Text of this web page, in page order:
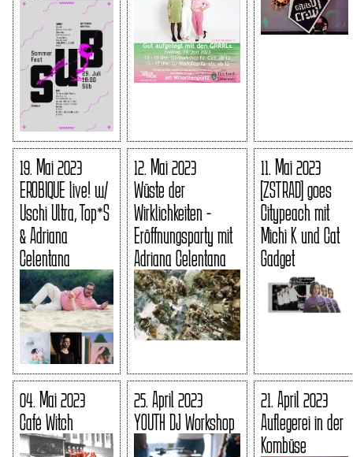
19. Mai 2023
EROBIQUE live! w/
Uschi Ultra, Top*S
& Adriana
Celentana
12. Mai 2023
Wüste der
Wirklichkeiten -
Eröffnungsparty mit
Adriana Celentana
11. Mai 2023
[ZSTRAD] goes
Citypeach mit
Michi K und Cat
Gadget
04. Mai 2023
Café Witch
25. April 2023
YOUTH DJ Workshop
21. April 2023
Auflegerei in der
Kombüse